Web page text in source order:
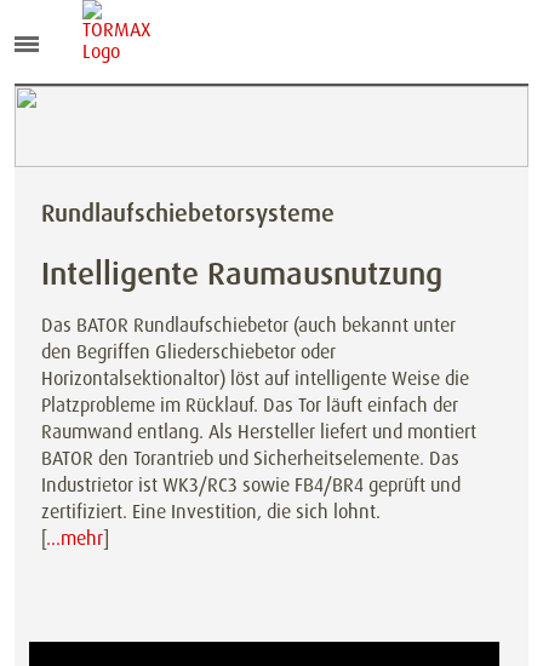
Rundlaufschiebetorsysteme
Intelligente Raumausnutzung
Das BATOR Rundlaufschiebetor (auch bekannt unter
den Begriffen Gliederschiebetor oder
Horizontalsektionaltor) löst auf intelligente Weise die
Platzprobleme im Rücklauf. Das Tor läuft einfach der
Raumwand entlang. Als Hersteller liefert und montiert
BATOR den Torantrieb und Sicherheitselemente. Das
Industrietor ist WK3/RC3 sowie FB4/BR4 geprüft und
zertifiziert. Eine Investition, die sich lohnt.
[…mehr]